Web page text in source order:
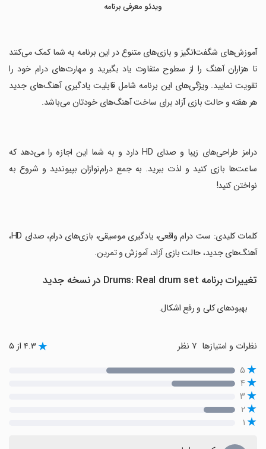
ویدئو معرفی برنامه
‏آموزش‌های شگفت‌انگیز و بازی‌های متنوع در این برنامه به شما کمک می‌کنند
تا هزاران آهنگ را از سطوح متفاوت یاد بگیرید و مهارت‌های درام خود را
تقویت نمایید. ویژگی‌های این برنامه شامل قابلیت یادگیری آهنگ‌های جدید
هر هفته و حالت بازی آزاد برای ساخت آهنگ‌های خودتان می‌باشد.
‏درامز طراحی‌های زیبا و صدای HD دارد و به شما این اجازه را می‌دهد که
ساعت‌ها بازی کنید و لذت ببرید. به جمع درام‌نوازان بپیوندید و شروع به
نواختن کنید!
‏کلمات کلیدی: ست درام واقعی، یادگیری موسیقی، بازی‌های درام، صدای HD،
آهنگ‌های جدید، حالت بازی آزاد، آموزش و تمرین.
تغییرات برنامه Drums: Real drum set در نسخه جدید
بهبودهای کلی و رفع اشکال.
نظرات و امتیازها ۴.۳ از ۵
۵
۴
۳
۲
۱